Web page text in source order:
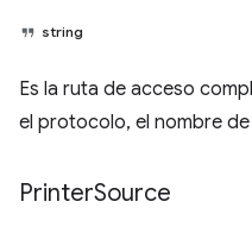
string
Es la ruta de acceso
el protocolo, el nombre
PrinterSource